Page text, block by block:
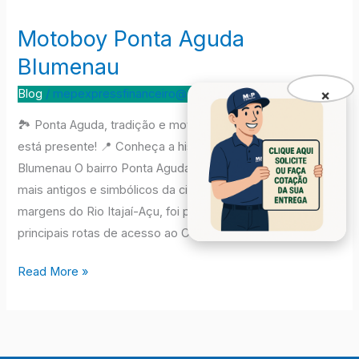
Motoboy Ponta Aguda
Blumenau
Blog / mepexpressfinanceiro@gmail.com
🏞️ Ponta Aguda, tradição e movimento – E a M&P Express
está presente! 📍 Conheça a história da Ponta Aguda em
Blumenau O bairro Ponta Aguda, em Blumenau, é um dos
mais antigos e simbólicos da cidade. Localizado às
margens do Rio Itajaí-Açu, foi por muitos anos uma das
principais rotas de acesso ao Centro […]
Motoboy
Ponta
Aguda
Blumenau
Read More »
×